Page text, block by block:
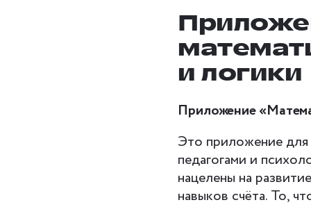
и логики
Приложение
Это приложение для
педагогами и
нацелены на
навыков счёта. То,